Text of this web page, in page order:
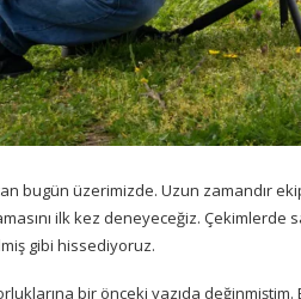
bugün üzerimizde. Uzun zamandır
ilk kez deneyeceğiz. Çekimlerde
gibi hissediyoruz.
bir önceki yazıda